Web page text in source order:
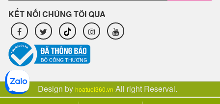
KẾT NỐI CHÚNG TÔI QUA
Design by hoatuoi360.vn All right Reserval.